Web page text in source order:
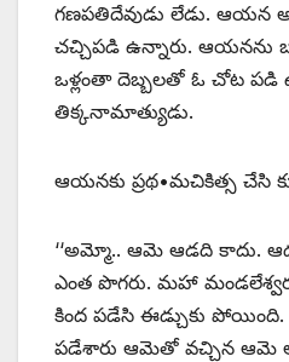
గణపతిదేవుడు లేడు. ఆయన
చచ్చిపడి ఉన్నారు. ఆయనను
ఒళ్లంతా దెబ్బలతో ఓ చోట పడి
తిక్కనామాత్యుడు.
ఆయనకు ప్రథ•మచికిత్స చేసి
‘‘అమ్మో.. ఆమె ఆడది కాదు.
ఎంత పొగరు. మహా
కింద పడేసి ఈడ్చుకు పోయింది.
పడేశారు ఆమెతో వచ్చిన ఆమె